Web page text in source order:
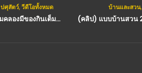
ปศุสัตว์,วีดีโอทั้งหมด
(คลิป) แค่ 1 ปีมีปลาเต็มคลองมีของกินเต็มสวน..มีความสุขมีรายได้ก้าวสู่ความมั่งคั่งยั่งยืน : วีดีโอ เกษตร
บ้านและสวน,